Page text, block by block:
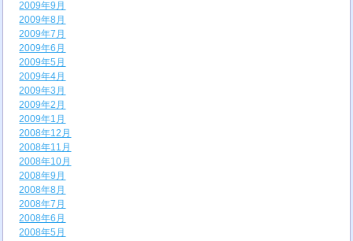
2009年9月
2009年8月
2009年7月
2009年6月
2009年5月
2009年4月
2009年3月
2009年2月
2009年1月
2008年12月
2008年11月
2008年10月
2008年9月
2008年8月
2008年7月
2008年6月
2008年5月